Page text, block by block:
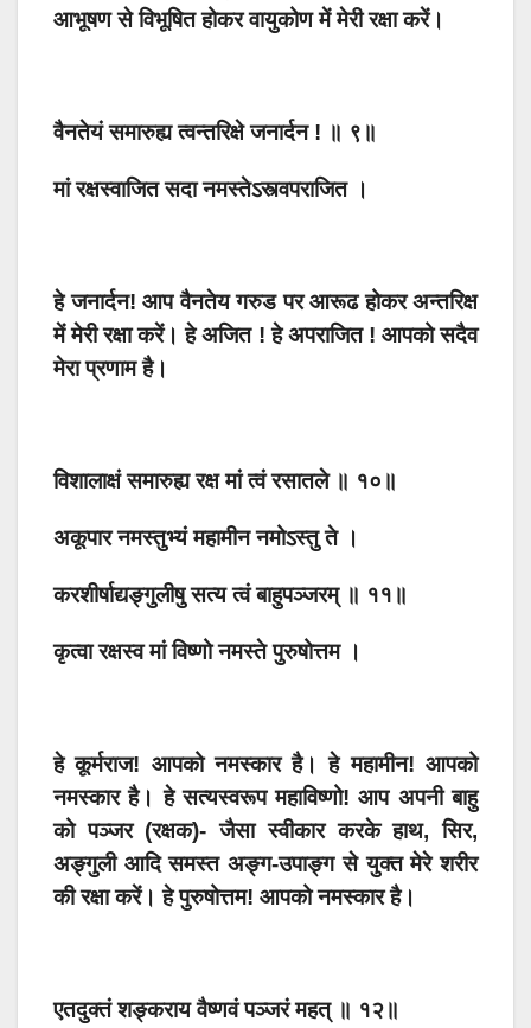
आभूषण से विभूषित होकर वायुकोण में मेरी रक्षा करें।
वैनतेयं समारुह्य त्वन्तरिक्षे जनार्दन ! ॥ ९॥
मां रक्षस्वाजित सदा नमस्तेऽस्त्वपराजित ।
हे जनार्दन! आप वैनतेय गरुड पर आरूढ होकर अन्तरिक्ष
में मेरी रक्षा करें। हे अजित ! हे अपराजित ! आपको सदैव
मेरा प्रणाम है।
विशालाक्षं समारुह्य रक्ष मां त्वं रसातले ॥ १०॥
अकूपार नमस्तुभ्यं महामीन नमोऽस्तु ते ।
करशीर्षाद्यङ्गुलीषु सत्य त्वं बाहुपञ्जरम् ॥ ११॥
कृत्वा रक्षस्व मां विष्णो नमस्ते पुरुषोत्तम ।
हे कूर्मराज! आपको नमस्कार है। हे महामीन! आपको
नमस्कार है। हे सत्यस्वरूप महाविष्णो! आप अपनी बाहु
को पञ्जर (रक्षक)- जैसा स्वीकार करके हाथ, सिर,
अङ्गुली आदि समस्त अङ्ग-उपाङ्ग से युक्त मेरे शरीर
की रक्षा करें। हे पुरुषोत्तम! आपको नमस्कार है।
एतदुक्तं शङ्कराय वैष्णवं पञ्जरं महत् ॥ १२॥